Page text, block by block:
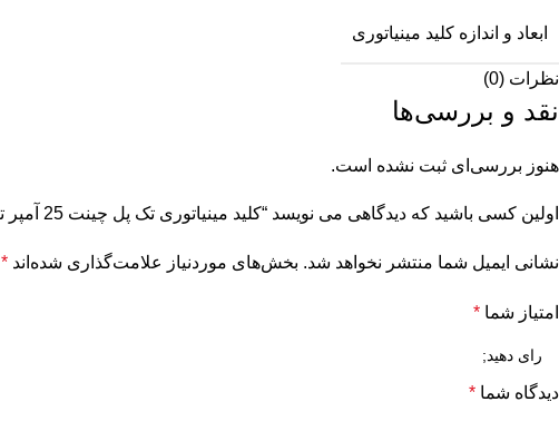
ابعاد و اندازه کلید مینیاتوری
نظرات (0)
نقد و بررسی‌ها
هنوز بررسی‌ای ثبت نشده است.
اولین کسی باشید که دیدگاهی می نویسد “کلید مینیاتوری تک پل چینت 25 آمپر تیپ C سری eB”
نشانی ایمیل شما منتشر نخواهد شد. بخش‌های موردنیاز علامت‌گذاری شده‌اند *
امتیاز شما *
دیدگاه شما *